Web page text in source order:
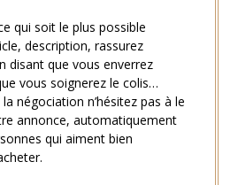
qui soit le plus possible
description, rassurez
disant que vous enverrez
vous soignerez le colis…
négociation n’hésitez pas à le
annonce, automatiquement
qui aiment bien